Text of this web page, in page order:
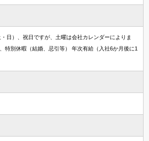
日）、祝日ですが、土曜は会社カレンダーによりま
特別休暇（結婚、忌引等） 年次有給（入社6か月後に1